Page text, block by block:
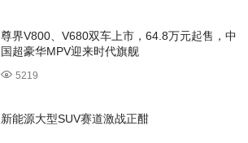
尊界V800、V680双车上市，64.8万元起售，中
国超豪华MPV迎来时代旗舰
5219
新能源大型SUV赛道激战正酣